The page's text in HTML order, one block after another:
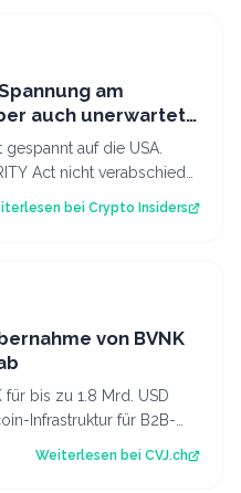
am
auch unerwartete
auf die USA.
Act nicht verabschiedet
bei Crypto Insiders
von BVNK
bis zu 1.8 Mrd. USD
Infrastruktur für B2B-
Weiterlesen bei CVJ.ch